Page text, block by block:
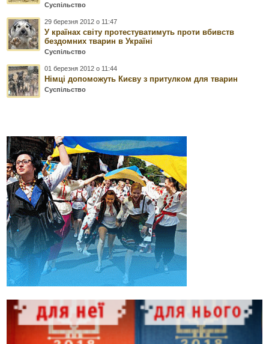
Суспільство
29 березня 2012 о 11:47
У країнах світу протестуватимуть проти вбивств
бездомних тварин в Україні
Суспільство
01 березня 2012 о 11:44
Німці допоможуть Києву з притулком для тварин
Суспільство